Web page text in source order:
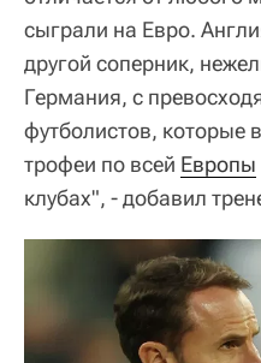
сыграли на Евро.
другой соперник,
Германия, с
футболистов, которые
трофеи по всей Европы
клубах", - добавил